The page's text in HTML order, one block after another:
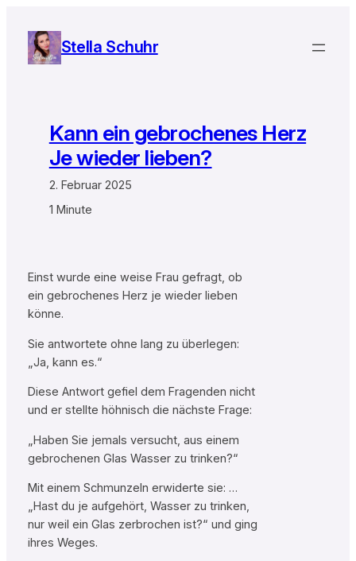
Inhalt
springen
Stella Schuhr
Kann ein gebrochenes Herz
Je wieder lieben?
2. Februar 2025
1 Minute
Einst wurde eine weise Frau gefragt, ob
ein gebrochenes Herz je wieder lieben
könne.
Sie antwortete ohne lang zu überlegen:
„Ja, kann es.“
Diese Antwort gefiel dem Fragenden nicht
und er stellte höhnisch die nächste Frage:
„Haben Sie jemals versucht, aus einem
gebrochenen Glas Wasser zu trinken?“
Mit einem Schmunzeln erwiderte sie: …
„Hast du je aufgehört, Wasser zu trinken,
nur weil ein Glas zerbrochen ist?“ und ging
ihres Weges.